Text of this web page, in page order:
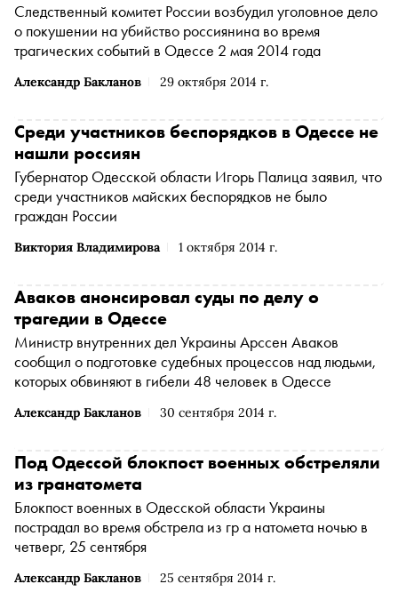
Александр Бакланов 29 октября 2014 г.
Следственный комитет России возбудил уголовное дело
о покушении на убийство россиянина во время
трагических событий в Одессе 2 мая 2014 года
Виктория Владимирова 1 октября 2014 г.
Среди участников беспорядков в Одессе не
нашли россиян
Губернатор Одесской области Игорь Палица заявил, что
среди участников майских беспорядков не было
граждан России
Александр Бакланов 30 сентября 2014 г.
Аваков анонсировал суды по делу о
трагедии в Одессе
Министр внутренних дел Украины Арссен Аваков
сообщил о подготовке судебных процессов над людьми,
которых обвиняют в гибели 48 человек в Одессе
Александр Бакланов 25 сентября 2014 г.
Под Одессой блокпост военных обстреляли
из гранатомета
Блокпост военных в Одесской области Украины
пострадал во время обстрела из гр а натомета ночью в
четверг, 25 сентября